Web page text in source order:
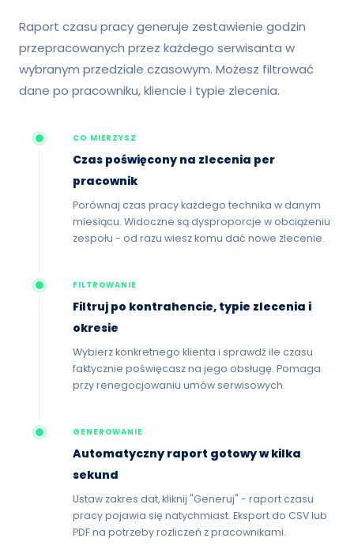
Raport czasu pracy generuje zestawienie godzin
przepracowanych przez każdego serwisanta w
wybranym przedziale czasowym. Możesz filtrować
dane po pracowniku, kliencie i typie zlecenia.
CO MIERZYSZ
Czas poświęcony na zlecenia per
pracownik
Porównaj czas pracy każdego technika w danym
miesiącu. Widoczne są dysproporcje w obciążeniu
zespołu - od razu wiesz komu dać nowe zlecenie.
FILTROWANIE
Filtruj po kontrahencie, typie zlecenia i
okresie
Wybierz konkretnego klienta i sprawdź ile czasu
faktycznie poświęcasz na jego obsługę. Pomaga
przy renegocjowaniu umów serwisowych.
GENEROWANIE
Automatyczny raport gotowy w kilka
sekund
Ustaw zakres dat, kliknij "Generuj" - raport czasu
pracy pojawia się natychmiast. Eksport do CSV lub
PDF na potrzeby rozliczeń z pracownikami.